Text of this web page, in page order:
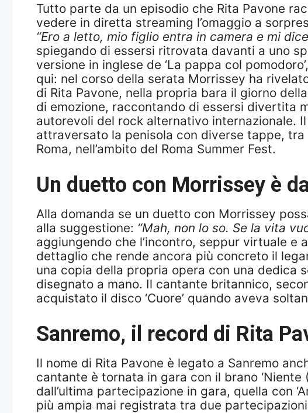
Tutto parte da un episodio che Rita Pavone
vedere in diretta streaming l’omaggio a
“Ero a letto, mio figlio entra in camera e mi
spiegando di essersi ritrovata davanti a uno
versione in inglese de ‘La pappa col
qui: nel corso della serata Morrissey ha
di Rita Pavone, nella propria bara il giorno
di emozione, raccontando di essersi divertita
autorevoli del rock alternativo internazionale.
attraversato la penisola con diverse tappe,
Roma, nell’ambito del Roma Summer Fest.
Un duetto con Morrissey è
Alla domanda se un duetto con Morrissey
alla suggestione: “Mah, non lo so. Se la vita
aggiungendo che l’incontro, seppur virtuale
dettaglio che rende ancora più concreto il
una copia della propria opera con una dedica
disegnato a mano. Il cantante britannico,
acquistato il disco ‘Cuore’ quando aveva
Sanremo, il record di Rita
Il nome di Rita Pavone è legato a Sanremo
cantante è tornata in gara con il brano ‘Niente
dall’ultima partecipazione in gara, quella con
più ampia mai registrata tra due